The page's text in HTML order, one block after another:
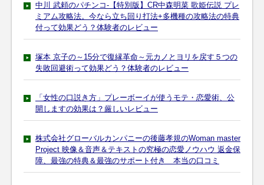
中川 武頼のパチンコ-【特別版】CR中森明菜 歌姫伝説 プレ
ミアム攻略法。今なら立ち回り打法+多機種の攻略法の特典
付って効果どう？体験者のレビュー
塚本 京子の～15分で復縁革命～元カノとヨリを戻す５つの
失敗回避術って効果どう？体験者のレビュー
「女性の口説き方」プレーボーイが使うモテ・恋愛術、公
開しますの効果は？厳しいレビュー
株式会社グローバルカンパニーの後藤孝規のWoman master
Project 映像＆音声＆テキストの究極の恋愛ノウハウ 返金保
障、最強の特典＆最強のサポート付き 本当の口コミ